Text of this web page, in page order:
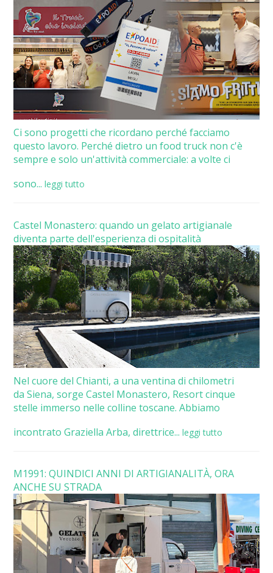
Ci sono progetti che ricordano perché facciamo
questo lavoro. Perché dietro un food truck non c'è
sempre e solo un'attività commerciale: a volte ci
sono... leggi tutto
Castel Monastero: quando un gelato artigianale
diventa parte dell'esperienza di ospitalità
Nel cuore del Chianti, a una ventina di chilometri
da Siena, sorge Castel Monastero, Resort cinque
stelle immerso nelle colline toscane. Abbiamo
incontrato Graziella Arba, direttrice... leggi tutto
M1991: QUINDICI ANNI DI ARTIGIANALITÀ, ORA
ANCHE SU STRADA